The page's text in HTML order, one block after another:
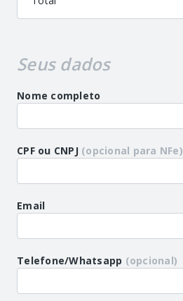
Seus dados
Nome completo
CPF ou CNPJ (opcional para NFe)
Email
Telefone/Whatsapp (opcional)